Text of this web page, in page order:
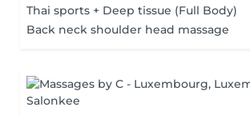
Thai sports + Deep tissue (Full Body)
Back neck shoulder head massage